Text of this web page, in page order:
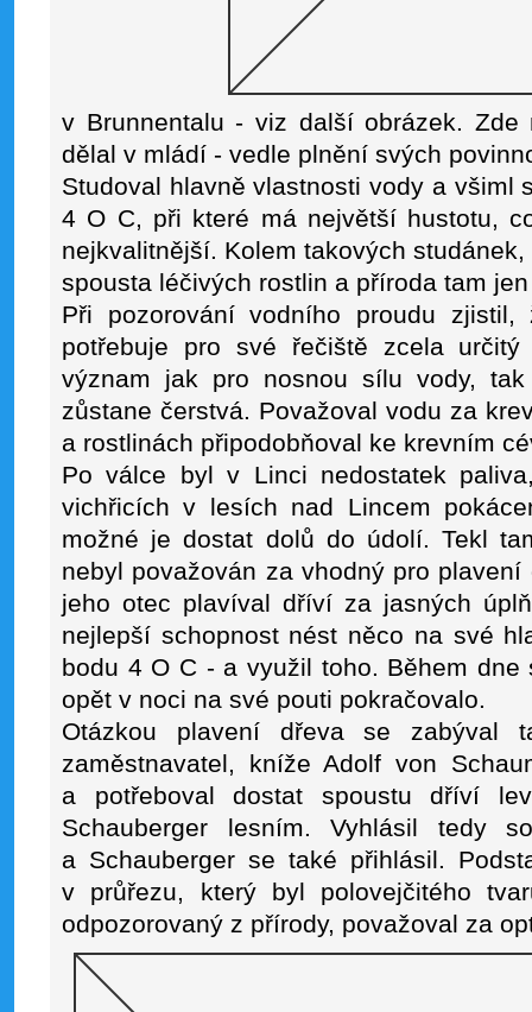
v Brunnentalu - viz další obrázek.
dělal v mládí - vedle plnění svých
Studoval hlavně vlastnosti vody a všiml
4 O C, při které má největší hustotu,
nejkvalitnější. Kolem takových
spousta léčivých rostlin a příroda tam
Při pozorování vodního proudu
potřebuje pro své řečiště zcela
význam jak pro nosnou sílu vody,
zůstane čerstvá. Považoval vodu za
a rostlinách připodobňoval ke krevním
Po válce byl v Linci nedostatek
vichřicích v lesích nad Lincem
možné je dostat dolů do údolí. Tekl
nebyl považován za vhodný pro
jeho otec plavíval dříví za jasných
nejlepší schopnost nést něco na své
bodu 4 O C - a využil toho. Během
opět v noci na své pouti pokračovalo.
Otázkou plavení dřeva se
zaměstnavatel, kníže Adolf von
a potřeboval dostat spoustu dříví
Schauberger lesním. Vyhlásil tedy
a Schauberger se také přihlásil.
v průřezu, který byl polovejčitého
odpozorovaný z přírody, považoval za